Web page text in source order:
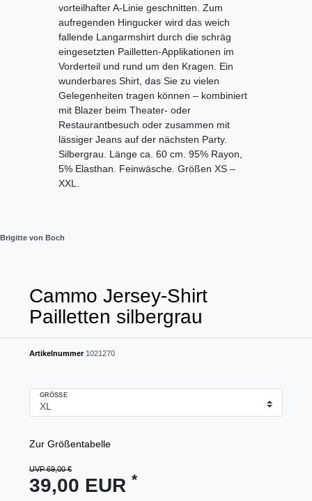
vorteilhafter A-Linie geschnitten. Zum
aufregenden Hingucker wird das weich
fallende Langarmshirt durch die schräg
eingesetzten Pailletten-Applikationen im
Vorderteil und rund um den Kragen. Ein
wunderbares Shirt, das Sie zu vielen
Gelegenheiten tragen können – kombiniert
mit Blazer beim Theater- oder
Restaurantbesuch oder zusammen mit
lässiger Jeans auf der nächsten Party.
Silbergrau. Länge ca. 60 cm. 95% Rayon,
5% Elasthan. Feinwäsche. Größen XS –
XXL.
Brigitte von Boch
Cammo Jersey-Shirt
Pailletten silbergrau
Artikelnummer 1021270
GRÖSSE
Zur Größentabelle
UVP 69,00 €
39,00 EUR *